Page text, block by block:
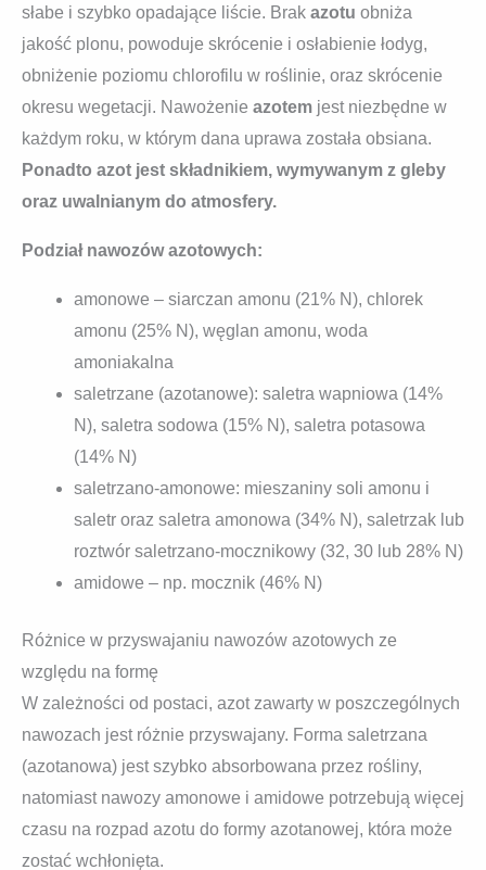
słabe i szybko opadające liście. Brak azotu obniża
jakość plonu, powoduje skrócenie i osłabienie łodyg,
obniżenie poziomu chlorofilu w roślinie, oraz skrócenie
okresu wegetacji. Nawożenie azotem jest niezbędne w
każdym roku, w którym dana uprawa została obsiana.
Ponadto azot jest składnikiem, wymywanym z gleby
oraz uwalnianym do atmosfery.
Podział nawozów azotowych:
amonowe – siarczan amonu (21% N), chlorek
amonu (25% N), węglan amonu, woda
amoniakalna
saletrzane (azotanowe): saletra wapniowa (14%
N), saletra sodowa (15% N), saletra potasowa
(14% N)
saletrzano-amonowe: mieszaniny soli amonu i
saletr oraz saletra amonowa (34% N), saletrzak lub
roztwór saletrzano-mocznikowy (32, 30 lub 28% N)
amidowe – np. mocznik (46% N)
Różnice w przyswajaniu nawozów azotowych ze
względu na formę
W zależności od postaci, azot zawarty w poszczególnych
nawozach jest różnie przyswajany. Forma saletrzana
(azotanowa) jest szybko absorbowana przez rośliny,
natomiast nawozy amonowe i amidowe potrzebują więcej
czasu na rozpad azotu do formy azotanowej, która może
zostać wchłonięta.